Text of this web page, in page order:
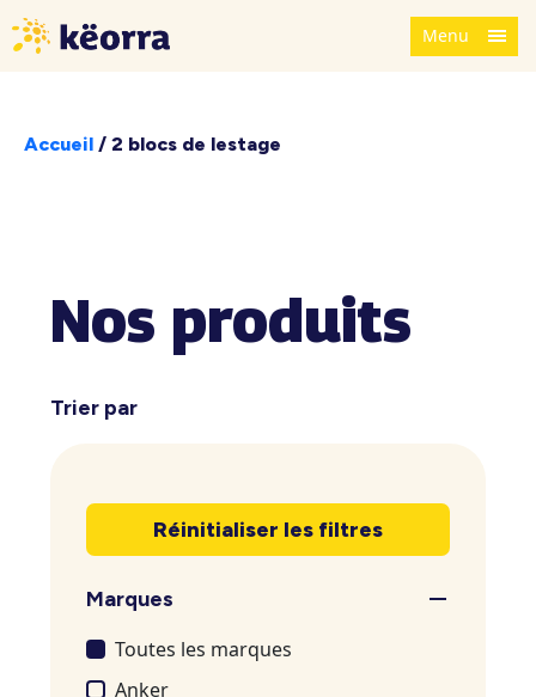
Menu
Accueil / 2 blocs de lestage
Nos produits
Trier par
Réinitialiser les filtres
Marques
Toutes les marques
Anker